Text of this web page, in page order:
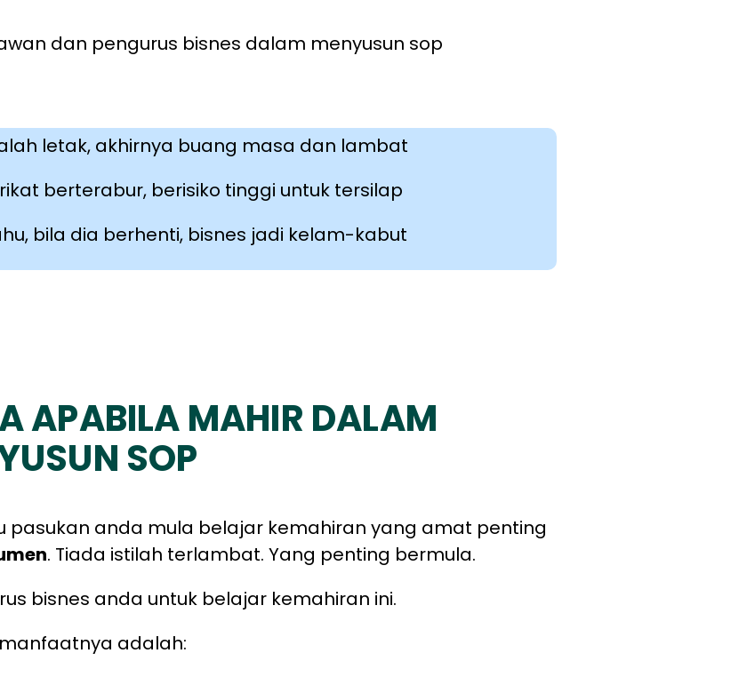
dan pengurus bisnes dalam menyusun sop
letak, akhirnya buang masa dan lambat
berterabur, berisiko tinggi untuk tersilap
bila dia berhenti, bisnes jadi kelam-kabut
APABILA MAHIR DALAM
SOP
anda mula belajar kemahiran yang amat penting
. Tiada istilah terlambat. Yang penting bermula.
bisnes anda untuk belajar kemahiran ini.
adalah: